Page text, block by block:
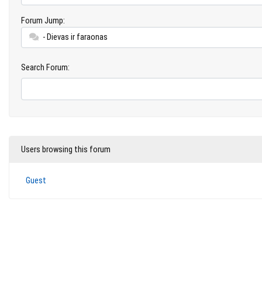
Forum Jump:
- Dievas ir faraonas
Search Forum:
Users browsing this forum
Guest